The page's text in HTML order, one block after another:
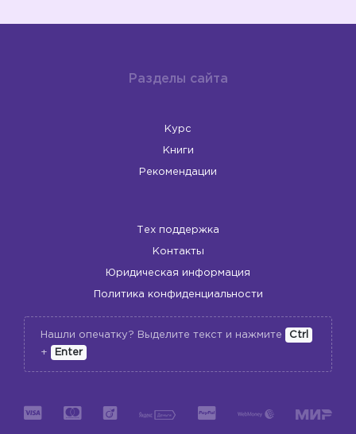
Разделы сайта
Курс
Книги
Рекомендации
Тех поддержка
Контакты
Юридическая информация
Политика конфиденциальности
Нашли опечатку? Выделите текст и нажмите
Ctrl
+
Enter